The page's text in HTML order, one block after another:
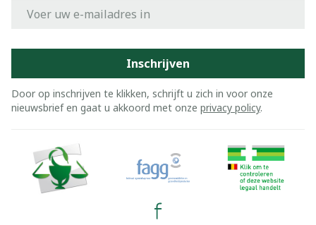
Inschrijven
Door op inschrijven te klikken, schrijft u zich in voor onze
nieuwsbrief en gaat u akkoord met onze privacy policy.